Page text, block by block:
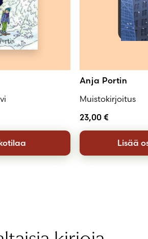
Anja Portin
Muistokirjoitus
23,00 €
Lisää